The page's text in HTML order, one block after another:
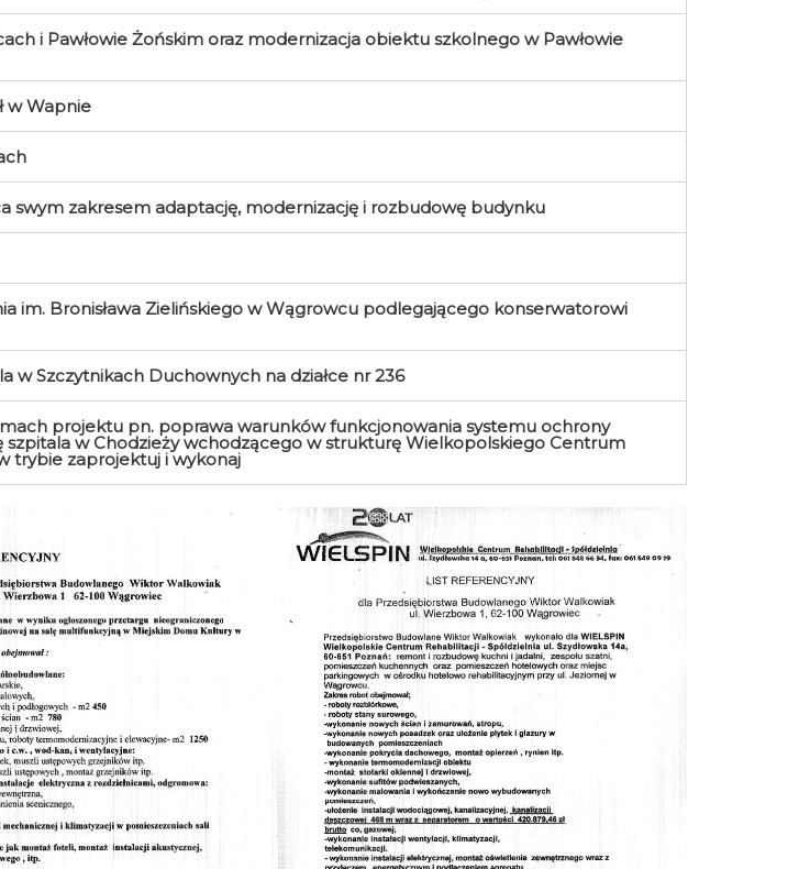
i Pawłowie Żońskim oraz modernizacja obiektu szkolnego w Pawłowie
w Wapnie
swym zakresem adaptację, modernizację i rozbudowę budynku
im. Bronisława Zielińskiego w Wągrowcu podlegającego konserwatorowi
Szczytnikach Duchownych na działce nr 236
projektu pn. poprawa warunków funkcjonowania systemu ochrony
w Chodzieży wchodzącego w strukturę Wielkopolskiego Centrum
trybie zaprojektuj i wykonaj